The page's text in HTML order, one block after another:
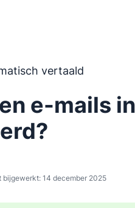
vertaald uit het Engels,
vertaald
e-mails
bijgewerkt: 14 december 2025